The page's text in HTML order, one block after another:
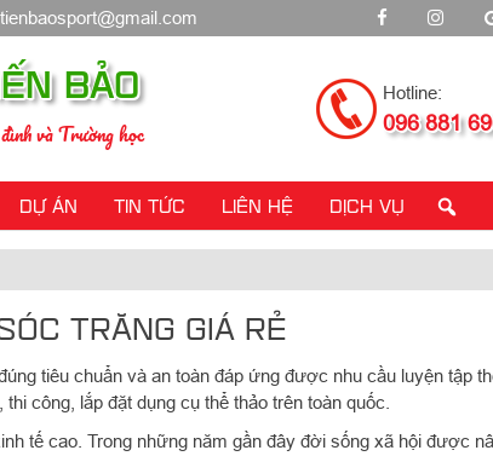
BẢO
và Trường học
Hotline:
096 881
DỰ ÁN TIN TỨC LIÊN HỆ DỊCH VỤ
TRĂNG GIÁ RẺ
tiêu chuẩn và an toàn đáp ứng được nhu cầu luyện tập
công, lắp đặt dụng cụ thể thảo trên toàn quốc.
tế cao. Trong những năm gần đây đời sống xã hội được